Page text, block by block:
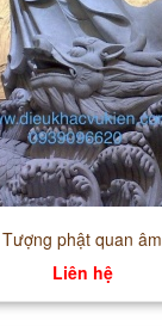
Tượng phật quan âm
Liên hệ